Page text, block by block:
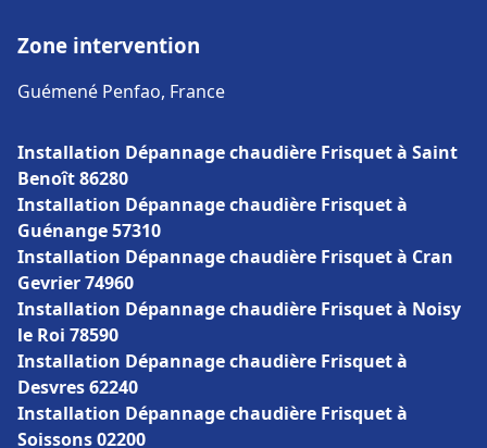
Zone intervention
Guémené Penfao, France
Installation Dépannage chaudière Frisquet à Saint
Benoît 86280
Installation Dépannage chaudière Frisquet à
Guénange 57310
Installation Dépannage chaudière Frisquet à Cran
Gevrier 74960
Installation Dépannage chaudière Frisquet à Noisy
le Roi 78590
Installation Dépannage chaudière Frisquet à
Desvres 62240
Installation Dépannage chaudière Frisquet à
Soissons 02200